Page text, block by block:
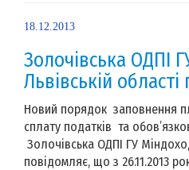
18.12.2013
Золочівська ОДПІ
Львівській
Новий порядок заповнення
сплату податків та
Золочівська ОДПІ ГУ
повідомляє, що з 26.11.2013